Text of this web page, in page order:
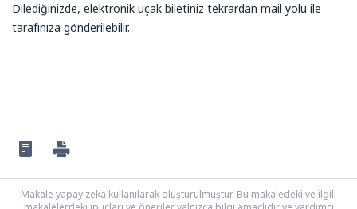
Dilediğinizde, elektronik uçak biletiniz tekrardan mail yolu ile
tarafınıza gönderilebilir.
Makale yapay zeka kullanılarak oluşturulmuştur. Bu makaledeki ve ilgili